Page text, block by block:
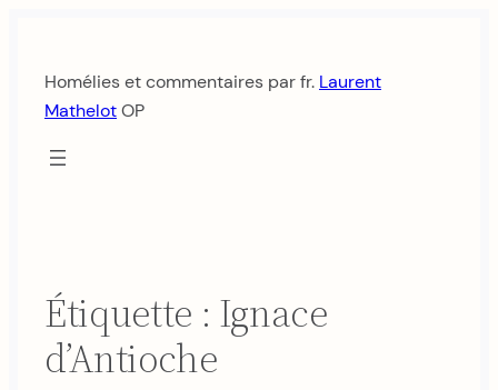
contenu
Homélies et commentaires par fr. Laurent
MathelotOP
Étiquette : Ignace
d’Antioche